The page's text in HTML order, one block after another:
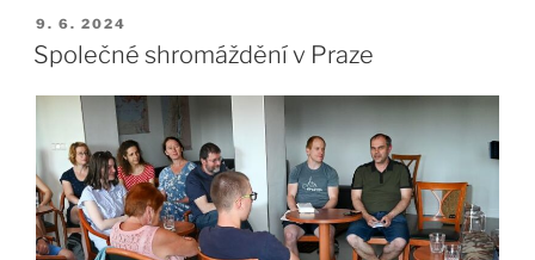
PUBLIKOVÁNO
9. 6. 2024
Společné shromáždění v Praze